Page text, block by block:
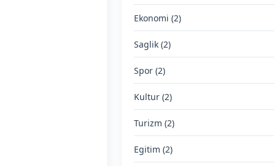
Ekonomi (2)
Saglik (2)
Spor (2)
Kultur (2)
Turizm (2)
Egitim (2)